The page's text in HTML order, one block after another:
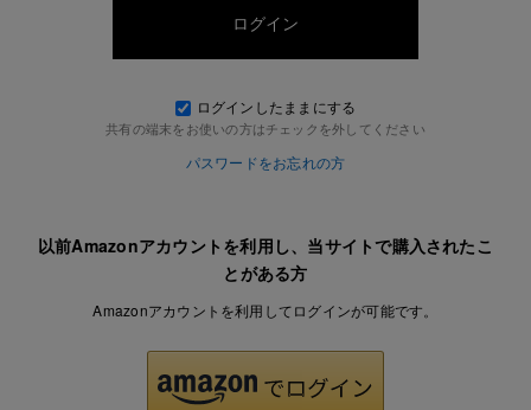
ログインしたままにする
共有の端末をお使いの方はチェックを外してください
パスワードをお忘れの方
以前Amazonアカウントを利用し、当サイトで購入されたこ
とがある方
Amazonアカウントを利用してログインが可能です。